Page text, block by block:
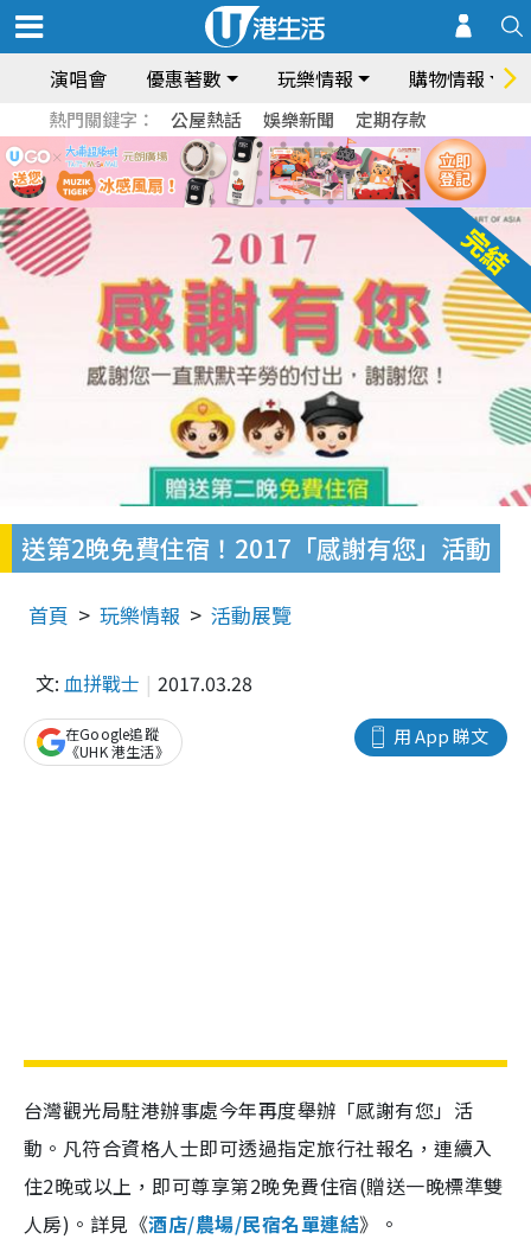
演唱會 優惠著數 玩樂情報 購物情報
熱門關鍵字： 公屋熱話 娛樂新聞 定期存款
送第2晚免費住宿！2017「感謝有您」活動
首頁 玩樂情報 活動展覽
文: 血拼戰士 2017.03.28
用 App 睇文
在Google追蹤
《UHK 港生活》
台灣觀光局駐港辦事處今年再度舉辦「感謝有您」活
動。凡符合資格人士即可透過指定旅行社報名，連續入
住2晚或以上，即可尊享第2晚免費住宿(贈送一晚標準雙
人房)。詳見《酒店/農場/民宿名單連結》。